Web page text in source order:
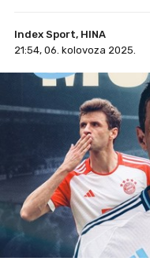
Index Sport, HINA
21:54, 06. kolovoza 2025.